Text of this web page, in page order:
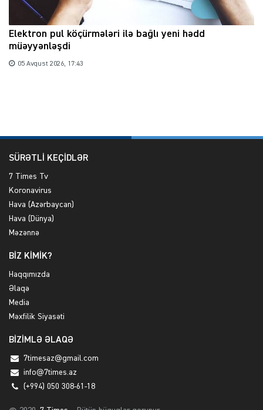
Elektron pul köçürmələri ilə bağlı yeni hədd
müəyyənləşdi
05 Avqust 2026, 17:43
SÜRƏTLİ KEÇİDLƏR
7 Times Tv
Koronavirus
Hava (Azərbaycan)
Hava (Dünya)
Məzənnə
BİZ KİMİK?
Haqqımızda
Əlaqə
Media
Məxfilik Siyasəti
BİZİMLƏ ƏLAQƏ
7timesaz@gmail.com
info@7times.az
(+994) 050 308-61-18